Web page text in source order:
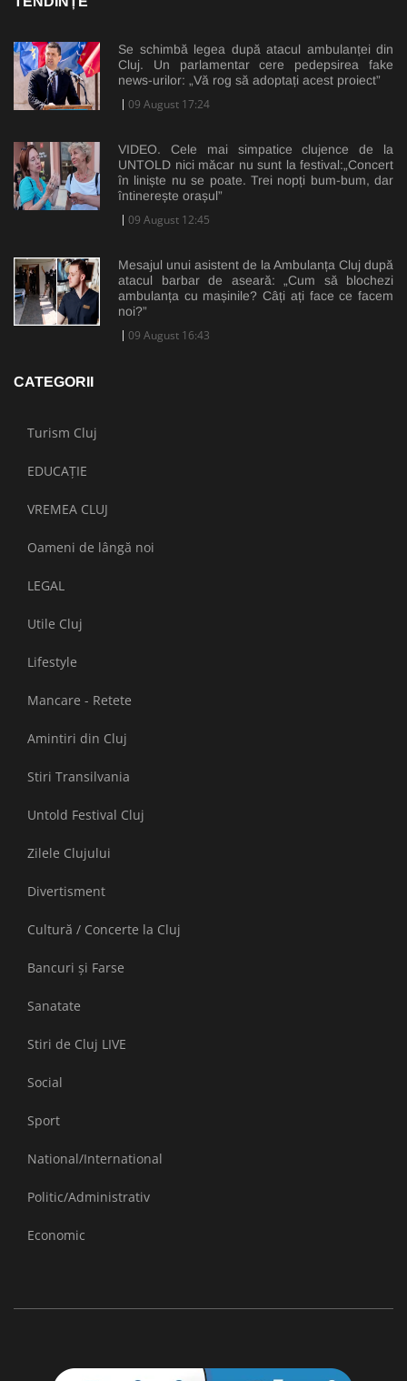
Se schimbă legea după atacul ambulanței din
Cluj. Un parlamentar cere pedepsirea fake
news-urilor: „Vă rog să adoptați acest proiect”
09 August 17:24
VIDEO. Cele mai simpatice clujence de la
UNTOLD nici măcar nu sunt la festival:„Concert
în liniște nu se poate. Trei nopți bum-bum, dar
întinerește orașul”
09 August 12:45
Mesajul unui asistent de la Ambulanța Cluj după
atacul barbar de aseară: „Cum să blochezi
ambulanța cu mașinile? Câți ați face ce facem
noi?”
09 August 16:43
CATEGORII
Turism Cluj
EDUCAȚIE
VREMEA CLUJ
Oameni de lângă noi
LEGAL
Utile Cluj
Lifestyle
Mancare - Retete
Amintiri din Cluj
Stiri Transilvania
Untold Festival Cluj
Zilele Clujului
Divertisment
Cultură / Concerte la Cluj
Bancuri și Farse
Sanatate
Stiri de Cluj LIVE
Social
Sport
National/International
Politic/Administrativ
Economic